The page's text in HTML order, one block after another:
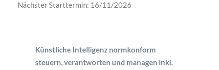
Nächster Starttermin: 16/11/2026
Künstliche Intelligenz normkonform
steuern, verantworten und managen inkl.